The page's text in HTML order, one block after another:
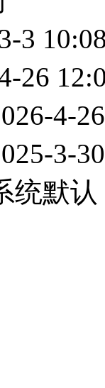
3
26
4-
3-
统默认